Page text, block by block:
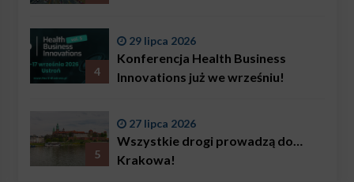
4
29 lipca 2026
Konferencja Health Business
Innovations już we wrześniu!
5
27 lipca 2026
Wszystkie drogi prowadzą do…
Krakowa!